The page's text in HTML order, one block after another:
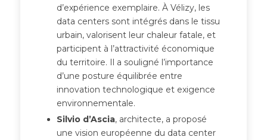
d’expérience exemplaire. À Vélizy, les
data centers sont intégrés dans le tissu
urbain, valorisent leur chaleur fatale, et
participent à l’attractivité économique
du territoire. Il a souligné l’importance
d’une posture équilibrée entre
innovation technologique et exigence
environnementale.
Silvio d’Ascia, architecte, a proposé
une vision européenne du data center